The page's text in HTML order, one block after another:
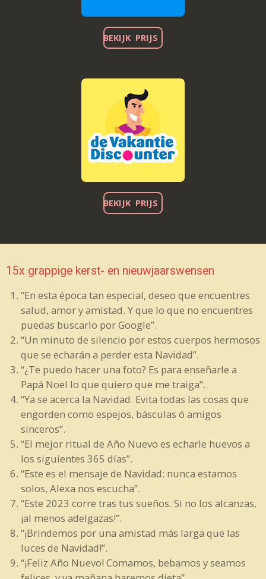
BEKIJK PRIJS
BEKIJK PRIJS
15x grappige kerst- en nieuwjaarswensen
“En esta época tan especial, deseo que encuentres
salud, amor y amistad. Y que lo que no encuentres
puedas buscarlo por Google”.
“Un minuto de silencio por estos cuerpos hermosos
que se echarán a perder esta Navidad”.
“¿Te puedo hacer una foto? Es para enseñarle a
Papá Noel lo que quiero que me traiga”.
“Ya se acerca la Navidad. Evita todas las cosas que
engorden como espejos, básculas ó amigos
sinceros”.
“El mejor ritual de Año Nuevo es echarle huevos a
los siguientes 365 días”.
“Este es el mensaje de Navidad: nunca estamos
solos, Alexa nos escucha”.
“Este 2023 corre tras tus sueños. Si no los alcanzas,
¡al menos adelgazas!”.
“¡Brindemos por una amistad más larga que las
luces de Navidad!”.
“¡Feliz Año Nuevo! Comamos, bebamos y seamos